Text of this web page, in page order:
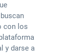
con los
y darse a